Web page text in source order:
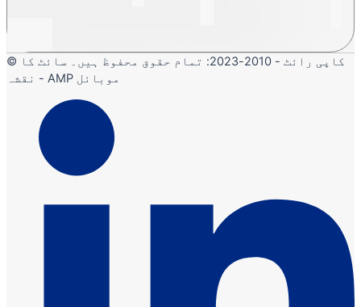
© کاپی رائٹ - 2010-2023: تمام حقوق محفوظ ہیں۔ سائٹ کا
نقشہ - AMP موبائل